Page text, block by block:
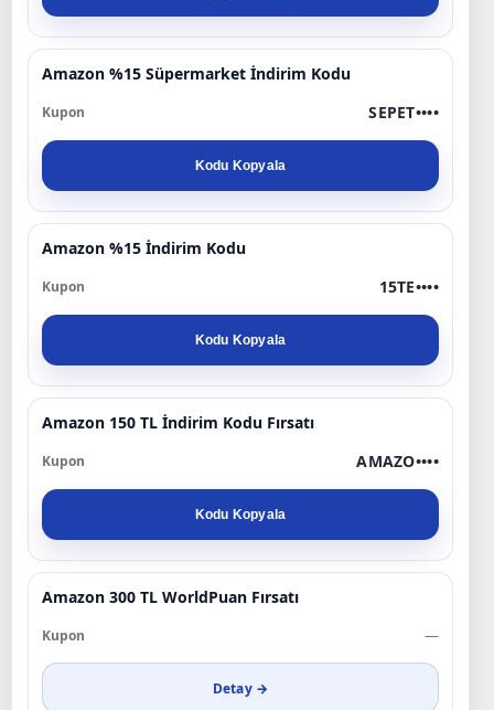
Amazon %15 Süpermarket İndirim Kodu
SEPET••••
Kodu Kopyala
Amazon %15 İndirim Kodu
15TE••••
Kodu Kopyala
Amazon 150 TL İndirim Kodu Fırsatı
AMAZO••••
Kodu Kopyala
Amazon 300 TL WorldPuan Fırsatı
—
Detay →